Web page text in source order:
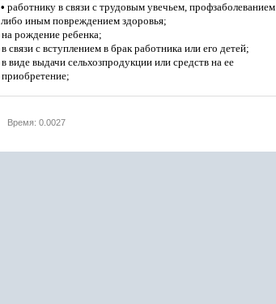
• работнику в связи с трудовым увечьем, профзаболеванием
либо иным повреждением здоровья;
на рождение ребенка;
в связи с вступлением в брак работника или его детей;
в виде выдачи сельхозпродукции или средств на ее
приобретение;
Время: 0.0027